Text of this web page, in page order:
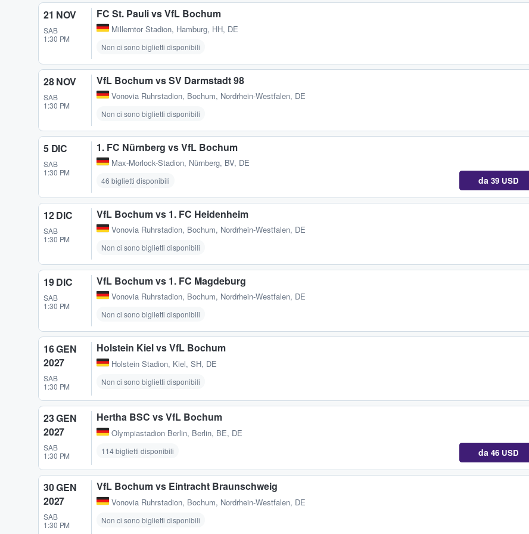
21 NOV
SAB
1:30 PM
FC St. Pauli vs VfL Bochum
Millerntor Stadion, Hamburg, HH, DE
Non ci sono biglietti disponibili
28 NOV
SAB
1:30 PM
VfL Bochum vs SV Darmstadt 98
Vonovia Ruhrstadion, Bochum, Nordrhein-Westfalen, DE
Non ci sono biglietti disponibili
5 DIC
SAB
1:30 PM
1. FC Nürnberg vs VfL Bochum
Max-Morlock-Stadion, Nürnberg, BV, DE
46 biglietti disponibili da 39 USD
12 DIC
SAB
1:30 PM
VfL Bochum vs 1. FC Heidenheim
Vonovia Ruhrstadion, Bochum, Nordrhein-Westfalen, DE
Non ci sono biglietti disponibili
19 DIC
SAB
1:30 PM
VfL Bochum vs 1. FC Magdeburg
Vonovia Ruhrstadion, Bochum, Nordrhein-Westfalen, DE
Non ci sono biglietti disponibili
16 GEN
2027
SAB
1:30 PM
Holstein Kiel vs VfL Bochum
Holstein Stadion, Kiel, SH, DE
Non ci sono biglietti disponibili
23 GEN
2027
SAB
1:30 PM
Hertha BSC vs VfL Bochum
Olympiastadion Berlin, Berlin, BE, DE
114 biglietti disponibili da 46 USD
30 GEN
2027
SAB
1:30 PM
VfL Bochum vs Eintracht Braunschweig
Vonovia Ruhrstadion, Bochum, Nordrhein-Westfalen, DE
Non ci sono biglietti disponibili